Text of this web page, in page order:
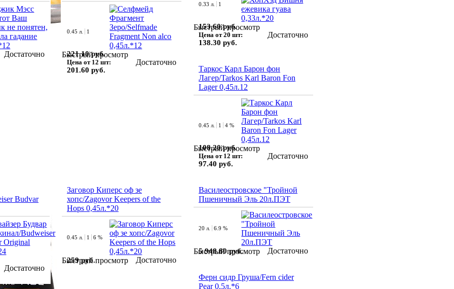
Достаточно Быстрый просмотр
0.45 л. 1
221.10 руб.
Цена от 12 шт:
201.60 руб.
Достаточно
Быстрый просмотр
0.33 л. 1
153.60 руб.
Цена от 20 шт:
138.30 руб.
Достаточно
Таркос Карл Барон фон
Лагер/Tarkos Karl Baron Fon
Lager 0,45л.12
Быстрый просмотр
0.45 л. 1 4 %
108.20 руб.
Цена от 12 шт:
97.40 руб.
Достаточно
Budvar
Достаточно
Заговор Киперс оф зе
хопс/Zagovor Keepers of the
Hops 0,45л.*20
Быстрый просмотр
0.45 л. 1 6 %
259 руб. Достаточно
Василеостровское "Тройной
Пшеничный Эль 20л.ПЭТ
Быстрый просмотр
20 л. 6.9 %
5 948.80 руб. Достаточно
Ферн сидр Груша/Fern cider
Pear 0,5л.*6